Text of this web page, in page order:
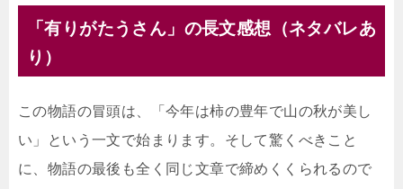
「有りがたうさん」の長文感想（ネタバレあ
り）
この物語の冒頭は、「今年は柿の豊年で山の秋が美し
い」という一文で始まります。そして驚くべきこと
に、物語の最後も全く同じ文章で締めくくられるので